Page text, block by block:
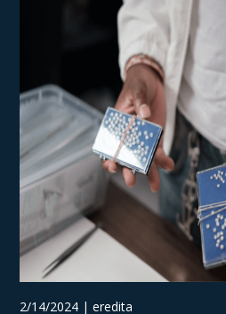
2/14/2024 | eredita